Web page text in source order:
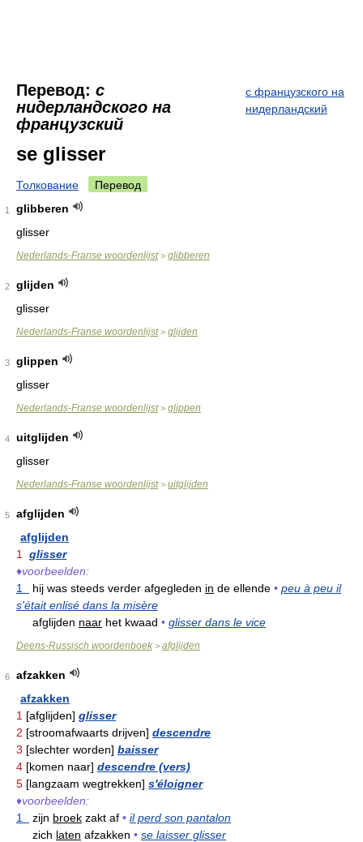
Перевод: с
нидерландского на
французский
с французского на
нидерландский
se glisser
Толкование Перевод
1
glibberen
glisser
Nederlands-Franse woordenlijst> glibberen
2
glijden
glisser
Nederlands-Franse woordenlijst> glijden
3
glippen
glisser
Nederlands-Franse woordenlijst> glippen
4
uitglijden
glisser
Nederlands-Franse woordenlijst> uitglijden
5
afglijden
afglijden
1
glisser
♦voorbeelden:
1
hij was steeds verder afgegleden in de ellende • peu à peu il
s'était enlisé dans la misère
afglijden naar het kwaad • glisser dans le vice
Deens-Russisch woordenboek > afglijden
6
afzakken
afzakken
1 [afglijden] glisser
2 [stroomafwaarts drijven] descendre
3 [slechter worden] baisser
4 [komen naar] descendre (vers)
5 [langzaam wegtrekken] s'éloigner
♦voorbeelden:
1
zijn broek zakt af • il perd son pantalon
zich laten afzakken • se laisser glisser